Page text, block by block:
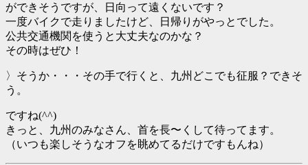
ができそうですが、日向って遠くないです？
一度バイクで走りましたけど、日帰りがやっとでした。
公共交通機関を使うと大丈夫なのかな？
その時はぜひ！
〉そうか・・・その手で行くと、九州どこでも征服？できそ
う。
ですね(^^)
きっと、九州のみなさん、首を長〜くして待ってます。
（いつも楽しそうなオフを眺めてるだけですもんね）